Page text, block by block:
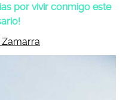
por vivir conmigo este
Zamarra